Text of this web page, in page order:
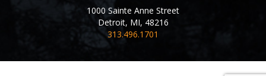
1000 Sainte Anne Street
Detroit, MI, 48216
313.496.1701